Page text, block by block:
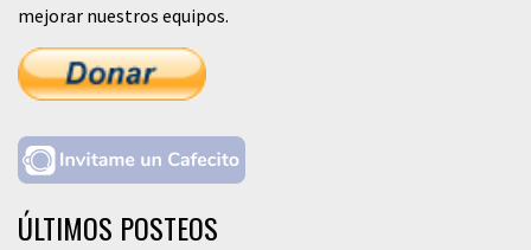
mejorar nuestros equipos.
ÚLTIMOS POSTEOS